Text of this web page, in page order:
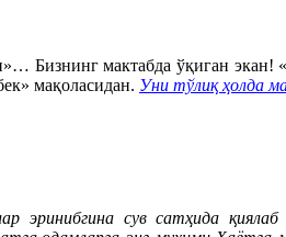
Бизнинг мактабда ўқиган экан!
мақоласидан. Уни тўлиқ ҳолда
эринибгина сув сатҳида